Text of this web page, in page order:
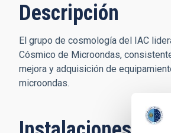
Descripción
El grupo de cosmología del IAC
Cósmico de Microondas,
mejora y adquisición de
microondas.